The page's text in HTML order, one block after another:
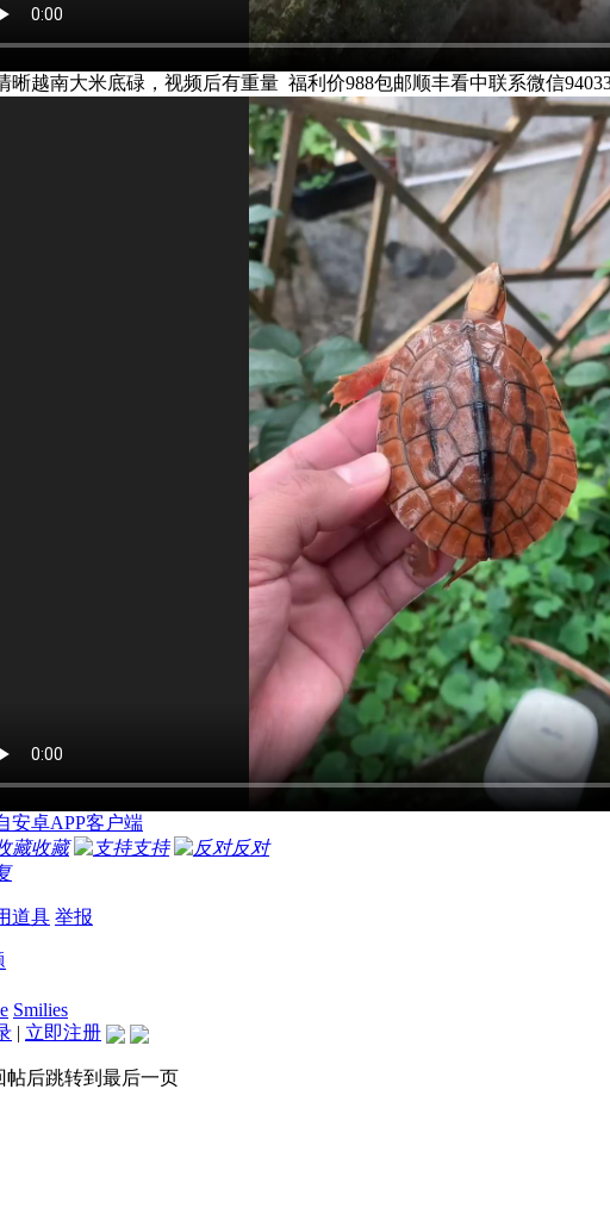
晰越南大米底碌，视频后有重量 福利价988包邮顺丰看中联系微信
安卓APP客户端
收藏
支持
反对
道具 举报
Smilies
| 立即注册
帖后跳转到最后一页